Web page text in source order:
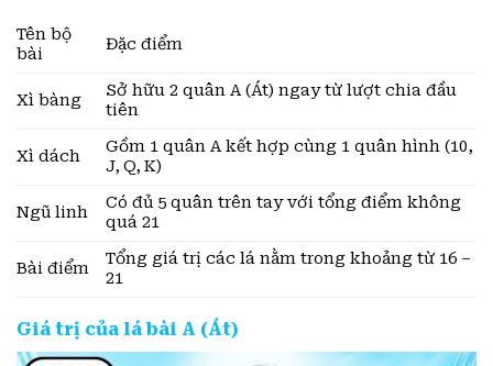
Tên bộ
bài
Đặc điểm
Xì bàng
Sở hữu 2 quân A (Át) ngay từ lượt chia đầu
tiên
Xì dách
Gồm 1 quân A kết hợp cùng 1 quân hình (10,
J, Q, K)
Ngũ linh
Có đủ 5 quân trên tay với tổng điểm không
quá 21
Bài điểm
Tổng giá trị các lá nằm trong khoảng từ 16 –
21
Giá trị của lá bài A (Át)